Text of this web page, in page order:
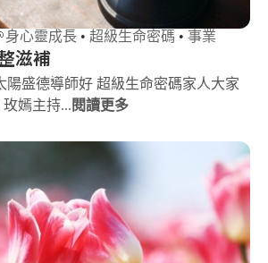
身心靈成長 • 超級生命密碼 • 事業
滋補
陽盛德導師好 超級生命密碼家人大家
嫣主持... 閱讀更多